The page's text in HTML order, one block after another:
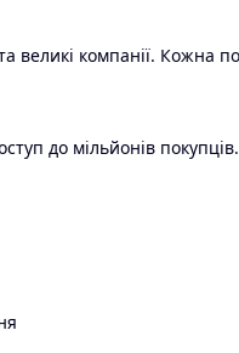
компанії. Кожна
до мільйонів покупців.